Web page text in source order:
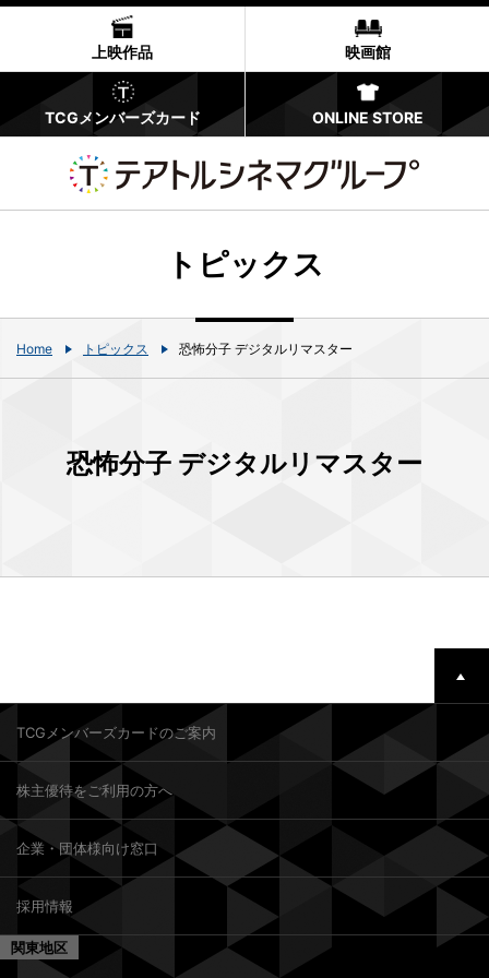
上映作品 映画館
TCGメンバーズカード ONLINE STORE
トピックス
Home トピックス 恐怖分子 デジタルリマスター
恐怖分子 デジタルリマスター
TCGメンバーズカードのご案内
株主優待をご利用の方へ
企業・団体様向け窓口
採用情報
関東地区